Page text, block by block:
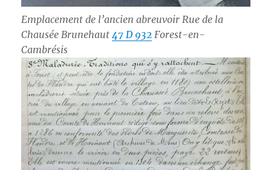
Emplacement de l’ancien abreuvoir Rue de la
Chausée Brunehaut 47 D 932Forest-en-
Cambrésis